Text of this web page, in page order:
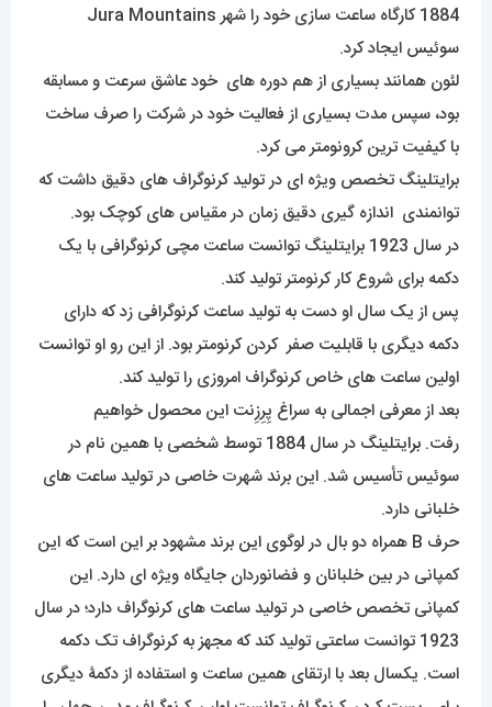
1884 کارگاه ساعت سازی خود را شهر Jura Mountains
سوئیس ایجاد کرد.
لئون همانند بسیاری از هم دوره های خود عاشق سرعت و مسابقه
بود، سپس مدت بسیاری از فعالیت خود در شرکت را صرف ساخت
با کیفیت ترین کرونومتر می کرد.
برایتلینگ تخصص ویژه ای در تولید کرنوگراف های دقیق داشت که
توانمندی اندازه گیری دقیق زمان در مقیاس های کوچک بود.
در سال 1923 برایتلینگ توانست ساعت مچی کرنوگرافی با یک
دکمه برای شروع کار کرنومتر تولید کند.
پس از یک سال او دست به تولید ساعت کرنوگرافی زد که دارای
دکمه دیگری با قابلیت صفر کردن کرنومتر بود. از این رو او توانست
اولین ساعت های خاص کرنوگراف امروزی را تولید کند.
بعد از معرفی اجمالی به سراغ پِرِزِنت این محصول خواهیم
رفت. برا
یتلینگ در سال 1884 توسط شخصی با همین نام در
سوئیس تأسیس شد. این برند شهرت خاصی در تولید ساعت های
خلبانی دارد.
حرف B همراه دو بال در لوگوی این برند مشهود بر این است که این
کمپانی در بین خلبانان و فضانوردان جایگاه ویژه ای دارد. این
کمپانی تخصص خاصی در تولید ساعت های کرنوگراف دارد؛ در سال
1923 توانست ساعتی تولید کند که مجهز به کرنوگراف تک دکمه
است. یکسال بعد با ارتقای همین ساعت و استفاده از دکمۀ دیگری